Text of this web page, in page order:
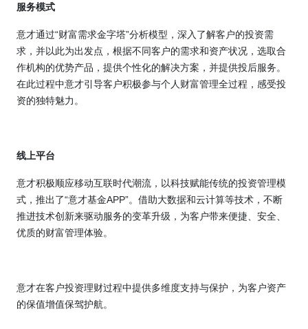
服务模式
意才通过“财富需求金字塔”分析模型，深入了解客户的投资需
求，并以此为出发点，根据不同客户的需求和资产状况，选取合
作机构的优势产品，提供个性化的解决方案，并提供投后服务。
在此过程中意才引导客户积极参与个人财富管理全过程，感受投
资的独特魅力。
线上平台
意才积极顺应移动互联时代潮流，以科技赋能传统的投资管理模
式，推出了“意才基金APP”。借助大数据和云计算等技术，不断
推进技术创新来驱动服务的变革升级，为客户带来便捷、安全、
优质的财富管理体验。
意才在客户投资理财过程中提供多维度支持与保护，为客户资产
的保值增值保驾护航。